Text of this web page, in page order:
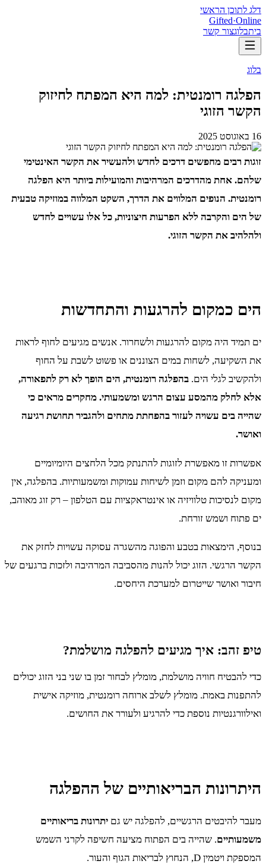
דלג לתוכן הראשי
Gifted·Online
ביתבלוגצור קשר
בלוג
הפלגה רומנטית: למה היא המפתח לחיזוק
הקשר הזוגי
16 באוגוסט 2025
זוגות רבים מחפשים דרכים לחדש ולהעשיר את הקשר האינטימי
שלהם. אחת מהדרכים המרהיבות והמועילות ביותר היא הפלגה
רומנטית. הנופים המלווים את הדרך, השקט המלווה במוזיקה טבעית
של הים והקרבה ללא הפרעות חיצוניות, כל אלו עשויים לחדש
ולהלהיב את הקשר הזוגי.
הים כמקום להרגעות והתחדשות
ים תמיד היה מקום להרגעות ולשחרור. אנשים מגיעים לחוף לראות
את השקיעה, לשחות במים הצוננים או פשוט לשבת על החוף
ולהקשיב לגלי הים. בהפלגה רומנטית, הים הופך לא רק לתפאורה,
אלא לחלק מהמסע עצום הרגש ומשמעותי. מחקרים מראים כי
שהייה בים עשויה לעזור בהפחתת מתחים ולהגביר תחושת רגיעה
ואושר.
אפשרות זו מאפשרת לזוגות להתנתק מכל הלחצים היומיומיים
ומעניקה להם מקום וזמן לשיחות עמוקות ומשמעותיות. בהפלגה, אין
מקום לנסיכות טלוויזיה או אינטראקציות עם הטלפון – רק זוג מאוהב,
ים פתוח ושמש זורחת.
בנוסף, הימצאות בטבע והפוגה מהשגרה עסוקה עשויות לחזק את
הקשר הרגשי. הזוג יכול להנות מהסביבה המרהיבה ולזכות ברגעים של
חיבור ואושר שייטרום למערכת היחסים.
טיפ זהב: איך מגיעים להפלגה מושלמת?
כדי להבטיח חוויה מושלמת, מומלץ לבחור זמן בו שני בני הזוג יכולים
להתפנות באמת. מומלץ לשלב ארוחה רומנטית, מוזיקה אישית
ואילוורגנטיות נוספת כדי להרגיע ולעורר את החושים.
היתרונות הבריאותיים של ההפלגה
מעבר להיבטים הרגשיים, להפלגה יש גם יתרונות בריאותיים
משמעותיים. שהייה בים הפתוח מציעה חשיפה לקרני השמש
המספקת ויטמין D, הנחוץ לבריאות הגוף והעור.